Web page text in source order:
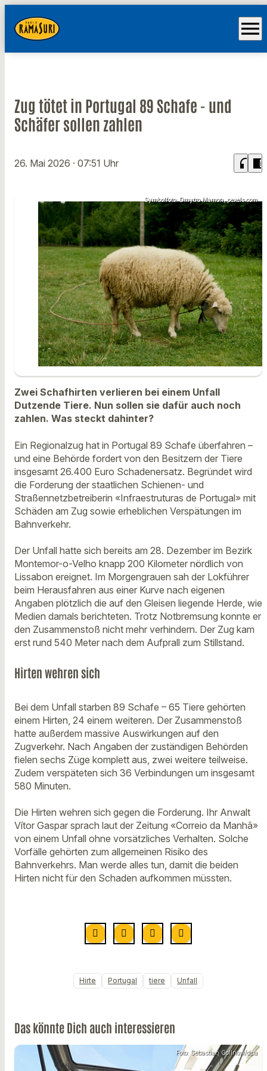
menu
Zug tötet in Portugal 89 Schafe - und
Schäfer sollen zahlen
26. Mai 2026 · 07:51 Uhr headphones chrome_reader_mode
Symbolfoto: Dmytro Mamon, pexels.com
Zwei Schafhirten verlieren bei einem Unfall
Dutzende Tiere. Nun sollen sie dafür auch noch
zahlen. Was steckt dahinter?
Ein Regionalzug hat in Portugal 89 Schafe überfahren –
und eine Behörde fordert von den Besitzern der Tiere
insgesamt 26.400 Euro Schadenersatz. Begründet wird
die Forderung der staatlichen Schienen- und
Straßennetzbetreiberin «Infraestruturas de Portugal» mit
Schäden am Zug sowie erheblichen Verspätungen im
Bahnverkehr.
Der Unfall hatte sich bereits am 28. Dezember im Bezirk
Montemor-o-Velho knapp 200 Kilometer nördlich von
Lissabon ereignet. Im Morgengrauen sah der Lokführer
beim Herausfahren aus einer Kurve nach eigenen
Angaben plötzlich die auf den Gleisen liegende Herde, wie
Medien damals berichteten. Trotz Notbremsung konnte er
den Zusammenstoß nicht mehr verhindern. Der Zug kam
erst rund 540 Meter nach dem Aufprall zum Stillstand.
Hirten wehren sich
Bei dem Unfall starben 89 Schafe – 65 Tiere gehörten
einem Hirten, 24 einem weiteren. Der Zusammenstoß
hatte außerdem massive Auswirkungen auf den
Zugverkehr. Nach Angaben der zuständigen Behörden
fielen sechs Züge komplett aus, zwei weitere teilweise.
Zudem verspäteten sich 36 Verbindungen um insgesamt
580 Minuten.
Die Hirten wehren sich gegen die Forderung. Ihr Anwalt
Vítor Gaspar sprach laut der Zeitung «Correio da Manhã»
von einem Unfall ohne vorsätzliches Verhalten. Solche
Vorfälle gehörten zum allgemeinen Risiko des
Bahnverkehrs. Man werde alles tun, damit die beiden
Hirten nicht für den Schaden aufkommen müssten.
Hirte Portugal tiere Unfall
Das könnte Dich auch interessieren
Foto: Sebastian Gollnow/dpa